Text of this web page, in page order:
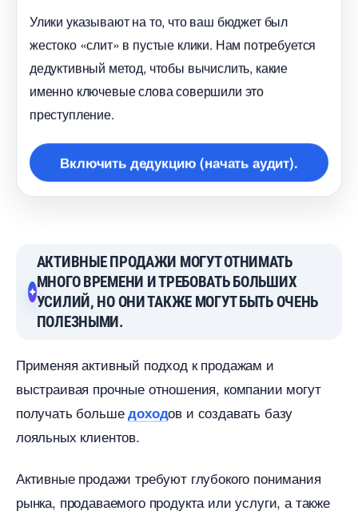
Улики указывают на то, что ваш бюджет был
жестоко «слит» в пустые клики. Нам потребуется
дедуктивный метод, чтобы вычислить, какие
именно ключевые слова совершили это
преступление.
ключить дедукцию (начать аудит).
АКТИВНЫЕ ПРОДАЖИ МОГУТ ОТНИМАТЬ
МНОГО ВРЕМЕНИ И ТРЕБОВАТЬ БОЛЬШИХ
УСИЛИЙ, НО ОНИ ТАКЖЕ МОГУТ БЫТЬ ОЧЕНЬ
ПОЛЕЗНЫМИ.
Применяя активный подход к продажам и
ыстраивая прочные отношения, компании могут
получать большедоходов и создавать базу
лояльных клиентов.
Активные продажи требуют глубокого понимания
рынка, продаваемого продукта или услуги, а также